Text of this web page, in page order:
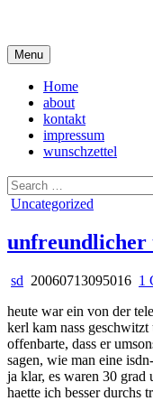
content
Menu
Home
about
kontakt
impressum
wunschzettel
Search
for:
Posted
Uncategorized
unfreundlicher
sd 20060713095016 1
heute war ein von der
kerl kam nass
offenbarte, dass er
sagen, wie man eine
ja klar, es waren 30 grad
haette ich besser durchs